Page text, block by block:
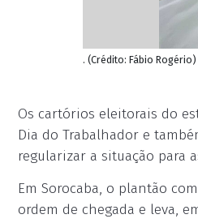
. (Crédito: Fábio Rogério)
Os cartórios eleitorais do
Dia do Trabalhador e
regularizar a situação para
Em Sorocaba, o plantão
ordem de chegada e leva,